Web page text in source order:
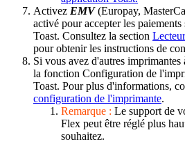
Activez EMV(Europay,
activé pour accepter les
Toast. Consultez la section
pour obtenir les instructions de
Si vous avez d'autres
la fonction Configuration de
Toast. Pour plus d'informations,
configuration de l'imprimante.
Remarque : Le support de
Flex peut être réglé plus
souhaitez.